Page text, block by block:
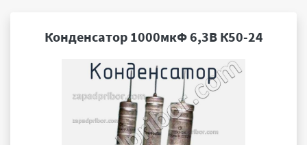
Конденсатор 1000мкФ 6,3В К50-24